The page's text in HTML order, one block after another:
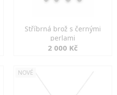
Stříbrná brož s černými
perlami
2 000 Kč
NOVÉ